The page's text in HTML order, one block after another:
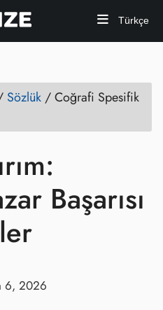
Türkçe
Sözlük /Coğrafi Spesifik
Başarısı
6, 2026